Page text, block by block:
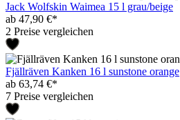
Jack Wolfskin Waimea 15 l grau/beige
ab 47,90 €*
2 Preise vergleichen
Fjällräven Kanken 16 l sunstone orange
ab 63,74 €*
7 Preise vergleichen